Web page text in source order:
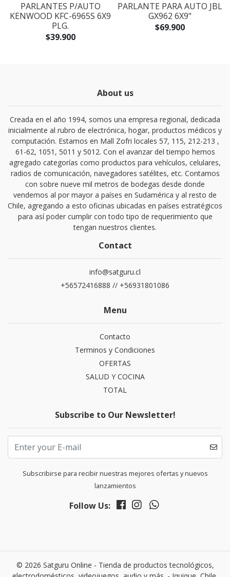
PARLANTES P/AUTO
KENWOOD KFC-6965S 6X9
PLG.
$39.900
PARLANTE PARA AUTO JBL
GX962 6X9"
$69.900
About us
Creada en el año 1994, somos una empresa regional, dedicada
inicialmente al rubro de electrónica, hogar, productos médicos y
computación. Estamos en Mall Zofri locales 57, 115, 212-213 ,
61-62, 1051, 5011 y 5012. Con el avanzar del tiempo hemos
agregado categorías como productos para vehículos, celulares,
radios de comunicación, navegadores satélites, etc. Contamos
con sobre nueve mil metros de bodegas desde donde
vendemos al por mayor a países en Sudamérica y al resto de
Chile, agregando a esto oficinas ubicadas en países estratégicos
para así poder cumplir con todo tipo de requerimiento que
tengan nuestros clientes.
Contact
info@satguru.cl
+56572416888 // +56931801086
Menu
Contacto
Terminos y Condiciones
OFERTAS
SALUD Y COCINA
TOTAL
Subscribe to Our Newsletter!
Subscribirse para recibir nuestras mejores ofertas y nuevos
lanzamientos
Follow Us:
© 2026 Satguru Online - Tienda de productos tecnológicos,